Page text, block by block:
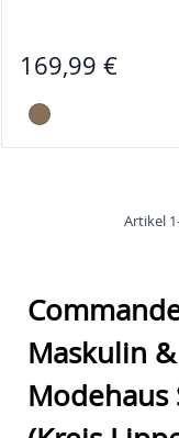
169,99 €
Artikel 1
Maskulin
Modehaus